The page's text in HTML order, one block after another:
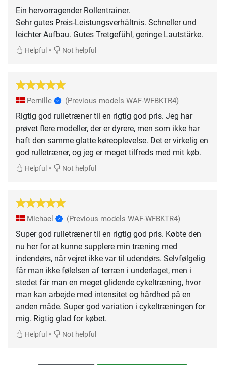
Ein hervorragender Rollentrainer.
Sehr gutes Preis-Leistungsverhältnis. Schneller und
leichter Aufbau. Gutes Tretgefühl, geringe Lautstärke.
Helpful • Not helpful
Pernille (Previous models WAF-WFBKTR4)
Rigtig god rulletræner til en rigtig god pris. Jeg har
prøvet flere modeller, der er dyrere, men som ikke har
haft den samme glatte køreoplevelse. Det er virkelig en
god rulletræner, og jeg er meget tilfreds med mit køb.
Helpful • Not helpful
Michael (Previous models WAF-WFBKTR4)
Super god rulletræner til en rigtig god pris. Købte den
nu her for at kunne supplere min træning med
indendørs, når vejret ikke var til udendørs. Selvfølgelig
får man ikke følelsen af terræn i underlaget, men i
stedet får man en meget glidende cykeltræning, hvor
man kan arbejde med intensitet og hårdhed på en
anden måde. Super god variation i cykeltræningen for
mig. Rigtig glad for købet.
Helpful • Not helpful